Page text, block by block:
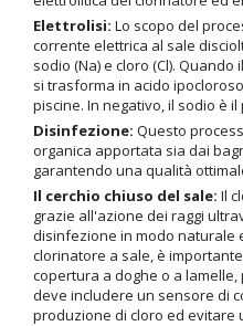
Elettrolisi: Lo scopo del
corrente elettrica al sale
sodio (Na) e cloro (Cl).
si trasforma in acido
piscine. In negativo, il sodio è
Disinfezione: Questo
organica apportata sia dai
garantendo una qualità
Il cerchio chiuso del sale: Il
grazie all'azione dei raggi
disinfezione in modo naturale
clorinatore a sale, è
copertura a doghe o a
deve includere un sensore di
produzione di cloro ed evitare